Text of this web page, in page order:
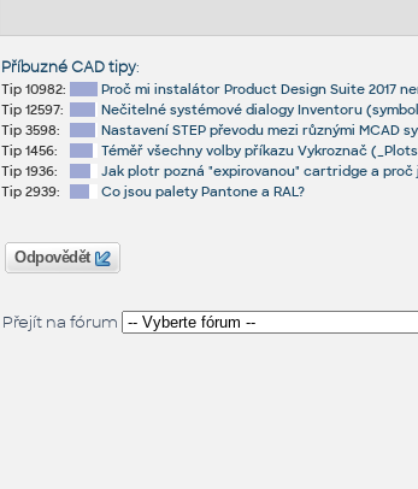
Příbuzné CAD tipy:
Tip 10982:
Proč mi instalátor Product Design Suite 2017
Tip 12597:
Nečitelné systémové dialogy Inventoru
Tip 3598:
Nastavení STEP převodu mezi různými MCAD
Tip 1456:
Téměř všechny volby příkazu Vykroznač
Tip 1936:
Jak plotr pozná "expirovanou" cartridge a proč
Tip 2939:
Co jsou palety Pantone a RAL?
Odpovědět
Přejít na fórum